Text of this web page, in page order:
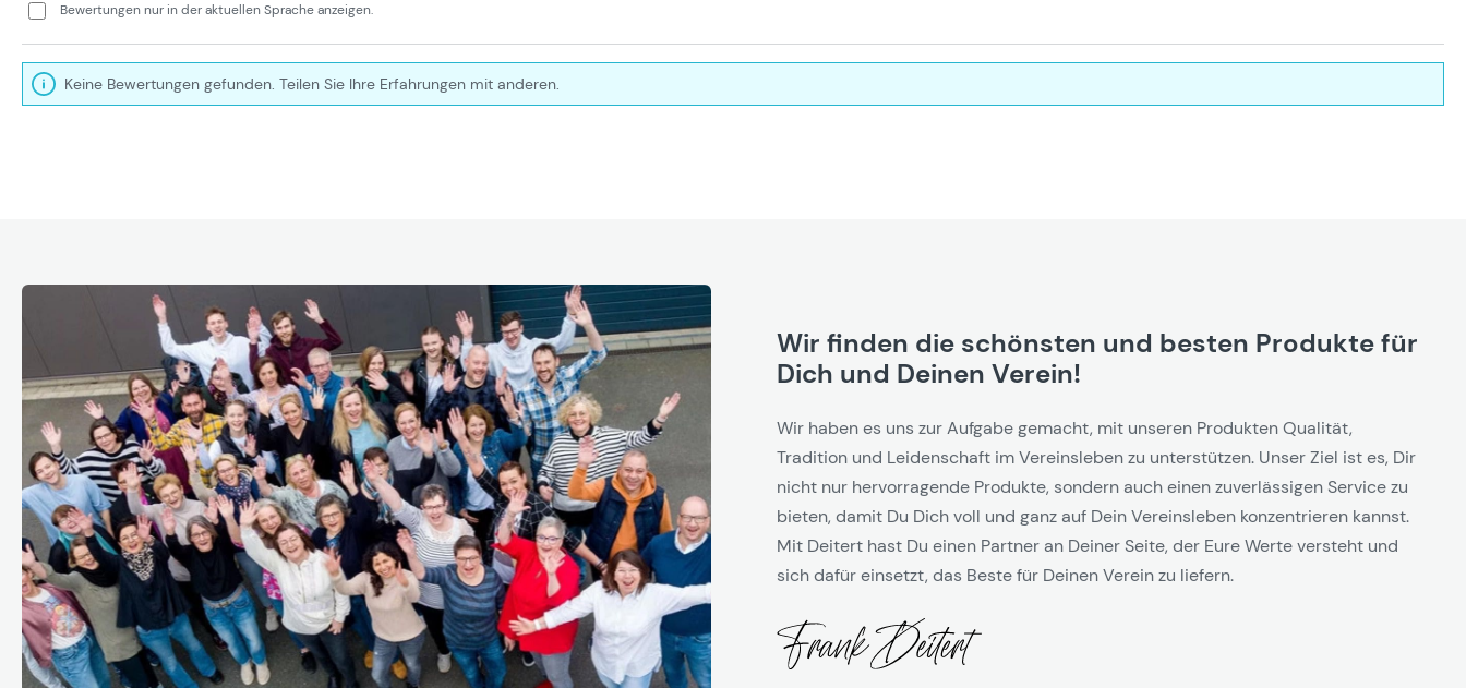
Bewertungen nur in der aktuellen Sprache anzeigen.
Keine Bewertungen gefunden. Teilen Sie Ihre Erfahrungen mit anderen.
Wir finden die schönsten und besten Produkte für
Dich und Deinen Verein!
Wir haben es uns zur Aufgabe gemacht, mit unseren Produkten Qualität,
Tradition und Leidenschaft im Vereinsleben zu unterstützen. Unser Ziel ist es, Dir
nicht nur hervorragende Produkte, sondern auch einen zuverlässigen Service zu
bieten, damit Du Dich voll und ganz auf Dein Vereinsleben konzentrieren kannst.
Mit Deitert hast Du einen Partner an Deiner Seite, der Eure Werte versteht und
sich dafür einsetzt, das Beste für Deinen Verein zu liefern.